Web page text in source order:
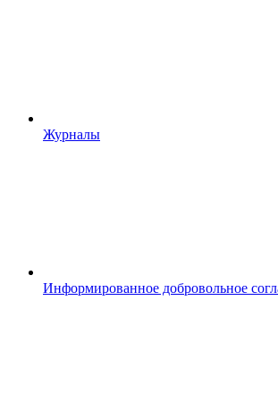
Журналы
Информированное добровольное